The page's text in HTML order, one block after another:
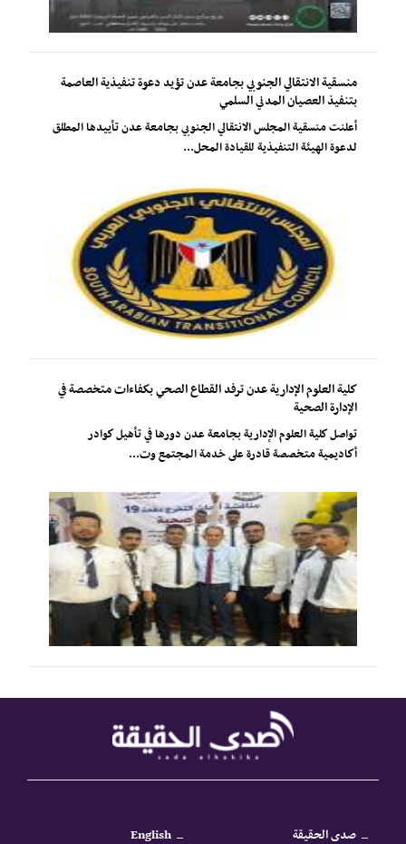
منسقية الانتقالي الجنوبي بجامعة عدن تؤيد دعوة تنفيذية العاصمة
بتنفيذ العصيان المدني السلمي
أعلنت منسقية المجلس الانتقالي الجنوبي بجامعة عدن تأييدها المطلق
لدعوة الهيئة التنفيذية للقيادة المحل...
كلية العلوم الإدارية عدن ترفد القطاع الصحي بكفاءات متخصصة في
الإدارة الصحية
تواصل كلية العلوم الإدارية بجامعة عدن دورها في تأهيل كوادر
أكاديمية متخصصة قادرة على خدمة المجتمع وت...
صدى الحقيقة English